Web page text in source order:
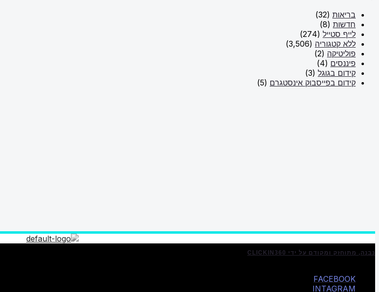
בריאות (32)
חדשות (8)
לייף סטייל (274)
ללא קטגוריה (3,506)
פוליטיקה (2)
פיננסים (4)
קידום בגוגל (3)
קידום בפייסבוק אינסטגרם (5)
נבנה, מתוחזק ומקודם על ידי CLICKIN360
FACEBOOK
INTAGRAM